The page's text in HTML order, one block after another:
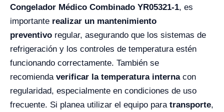
Congelador Médico Combinado YR05321-1, es
importante realizar un mantenimiento
preventivo regular, asegurando que los sistemas de
refrigeración y los controles de temperatura estén
funcionando correctamente. También se
recomienda verificar la temperatura internacon
regularidad, especialmente en condiciones de uso
frecuente. Si planea utilizar el equipo para transporte,